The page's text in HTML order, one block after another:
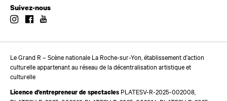
Suivez-nous
InstagramFacebook
Le Grand R – Scène nationale La Roche-sur-Yon, établissement d’action
culturelle appartenant au réseau de la décentralisation artistique et
culturelle
Licence d’entrepreneur de spectacles PLATESV-R-2025-002008,